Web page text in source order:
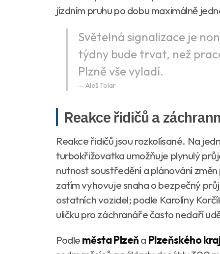
jízdním pruhu po dobu maximálně
Světelná signalizace je
týdny bude trvat, než
Plzně vše vyladí.
Aleš Tolar
Reakce řidičů a
Reakce řidičů jsou rozkolísané. Na
turbokřižovatka umožňuje plynulý
nutnost soustředění a plánování
zatím vyhovuje snaha o bezpečný
ostatních vozidel; podle Karolíny
uličku pro záchranáře často nedaří
Podleměsta Plzeňa Plzeňského